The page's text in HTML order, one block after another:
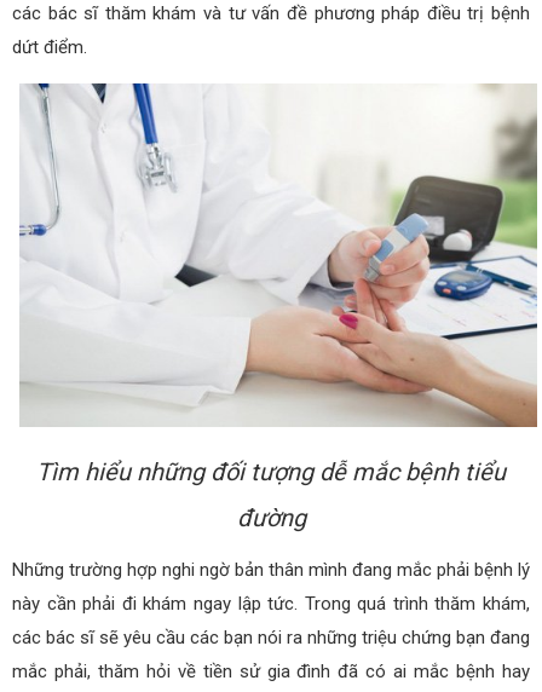
các bác sĩ thăm khám và tư vấn đề phương pháp điều trị bệnh
dứt điểm.
Tìm hiểu những đối tượng dễ mắc bệnh tiểu
đường
Những trường hợp nghi ngờ bản thân mình đang mắc phải bệnh lý
này cần phải đi khám ngay lập tức. Trong quá trình thăm khám,
các bác sĩ sẽ yêu cầu các bạn nói ra những triệu chứng bạn đang
mắc phải, thăm hỏi về tiền sử gia đình đã có ai mắc bệnh hay